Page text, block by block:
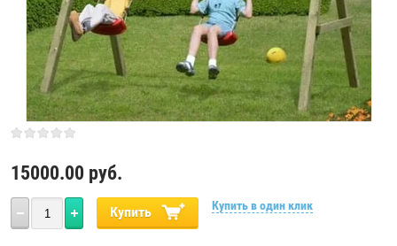
15000.00 руб.
Купить Купить в один клик